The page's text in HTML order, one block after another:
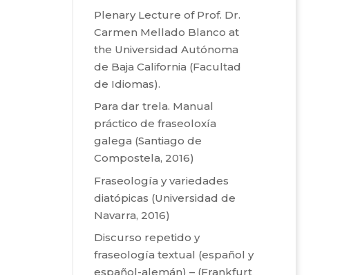
Plenary Lecture of Prof. Dr.
Carmen Mellado Blanco at
the Universidad Autónoma
de Baja California (Facultad
de Idiomas).
Para dar trela. Manual
práctico de fraseoloxía
galega (Santiago de
Compostela, 2016)
Fraseología y variedades
diatópicas (Universidad de
Navarra, 2016)
Discurso repetido y
fraseología textual (español y
español-alemán) – (Frankfurt